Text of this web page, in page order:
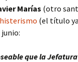
Marías (otro
(el título
junio:
que la